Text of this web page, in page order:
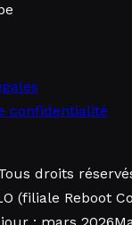
confidentialité
droits
(filiale Reboot